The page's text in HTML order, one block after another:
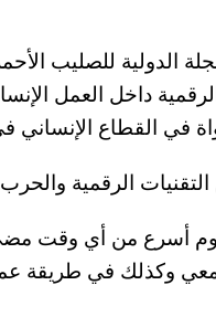
الدولية للصليب
الرقمية داخل العمل
في القطاع الإنساني
الرقمية
أسرع من أي وقت
وكذلك في طريقة